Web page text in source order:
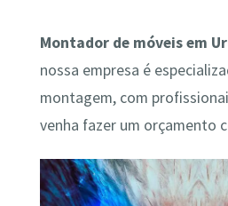
Montador de móveis em
nossa empresa é
montagem, com
venha fazer um orçamento